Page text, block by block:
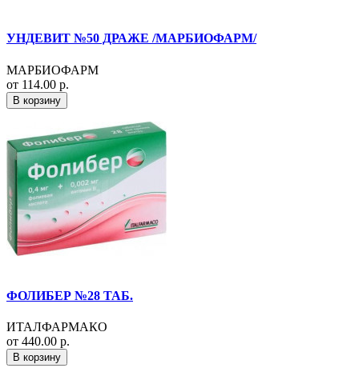
УНДЕВИТ №50 ДРАЖЕ /МАРБИОФАРМ/
МАРБИОФАРМ
от 114.00 р.
В корзину
ФОЛИБЕР №28 ТАБ.
ИТАЛФАРМАКО
от 440.00 р.
В корзину